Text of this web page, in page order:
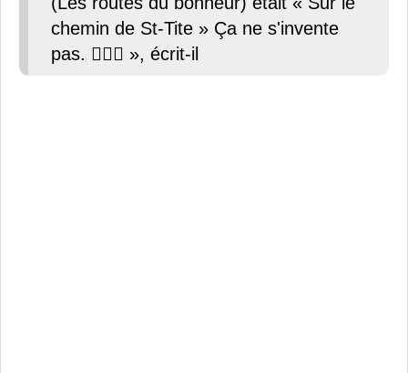
chemin de St-Tite » Ça ne s'invente
pas. 💁🏻‍♂️ », écrit-il